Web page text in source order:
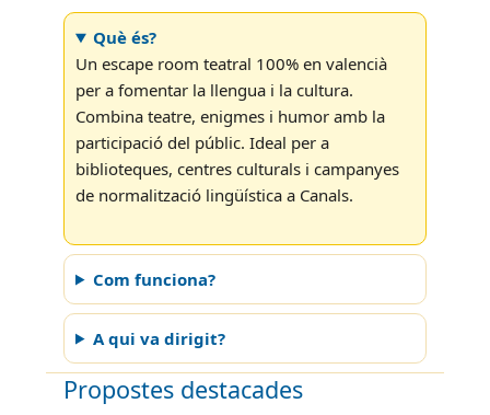
Què és?
Un escape room teatral 100% en valencià
per a fomentar la llengua i la cultura.
Combina teatre, enigmes i humor amb la
participació del públic. Ideal per a
biblioteques, centres culturals i campanyes
de normalització lingüística a Canals.
Com funciona?
A qui va dirigit?
Propostes destacades